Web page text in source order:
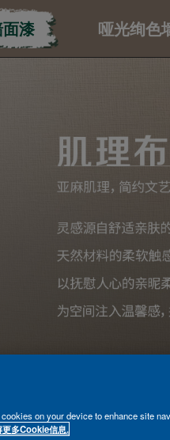
漆 哑光绚色
on your device to enhance site
更多Cookie信息.